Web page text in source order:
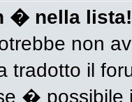
� nella lista!
non
tradotto il
� possibile